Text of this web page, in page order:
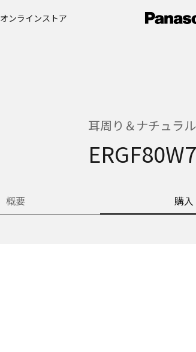
オンラインストア
耳周り＆ナチュラ
概要 購入